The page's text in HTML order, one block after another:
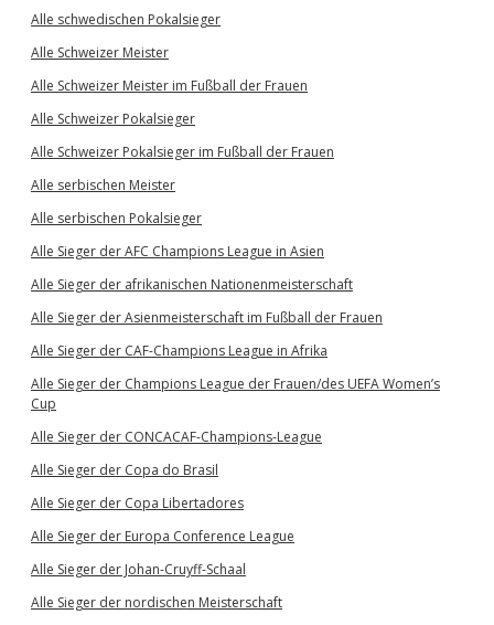
Alle schwedischen Pokalsieger
Alle Schweizer Meister
Alle Schweizer Meister im Fußball der Frauen
Alle Schweizer Pokalsieger
Alle Schweizer Pokalsieger im Fußball der Frauen
Alle serbischen Meister
Alle serbischen Pokalsieger
Alle Sieger der AFC Champions League in Asien
Alle Sieger der afrikanischen Nationenmeisterschaft
Alle Sieger der Asienmeisterschaft im Fußball der Frauen
Alle Sieger der CAF-Champions League in Afrika
Alle Sieger der Champions League der Frauen/des UEFA Women’s
Cup
Alle Sieger der CONCACAF-Champions-League
Alle Sieger der Copa do Brasil
Alle Sieger der Copa Libertadores
Alle Sieger der Europa Conference League
Alle Sieger der Johan-Cruyff-Schaal
Alle Sieger der nordischen Meisterschaft